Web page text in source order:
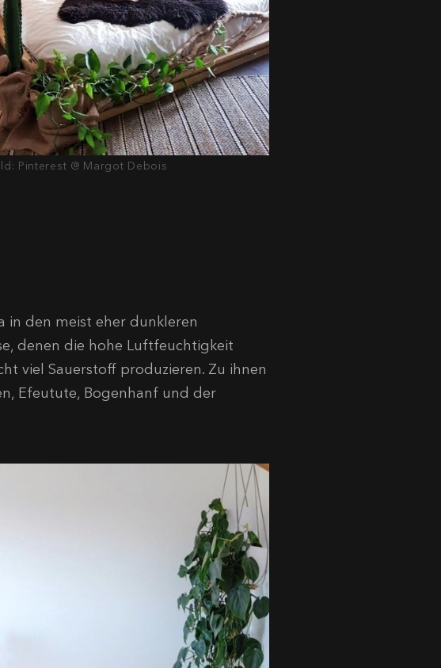
Pinterest @ Margot Debois
in den meist eher dunkleren
denen die hohe Luftfeuchtigkeit
viel Sauerstoff produzieren. Zu ihnen
Efeutute, Bogenhanf und der